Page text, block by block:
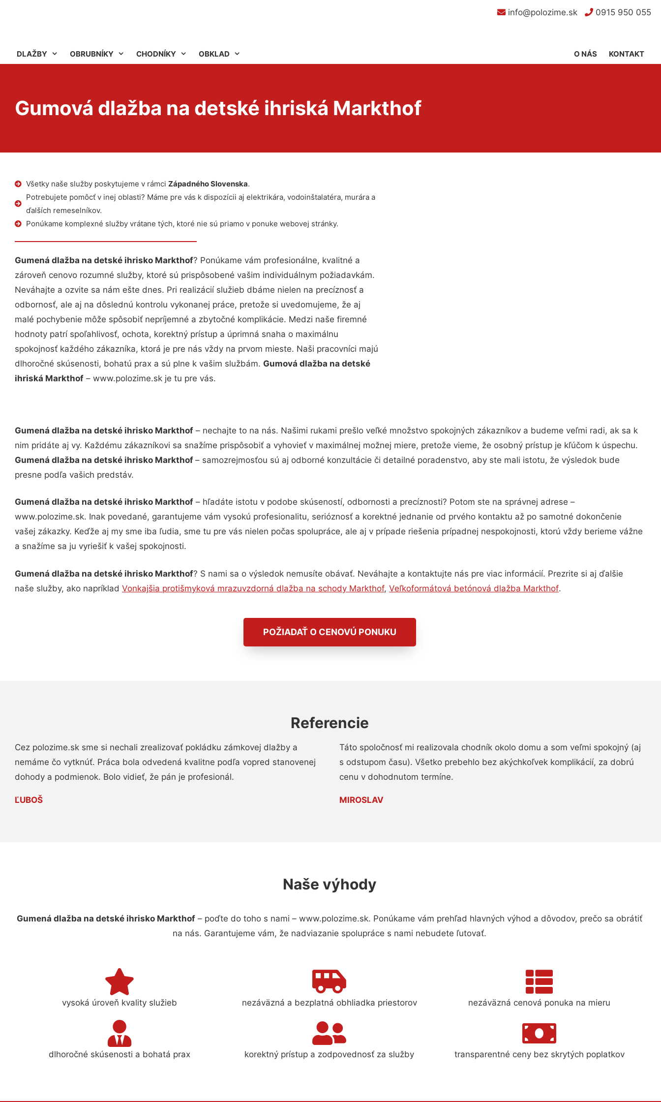
info@polozime.sk 0915 950 055
DLAŽBY OBRUBNÍKY CHODNÍKY OBKLAD KONTAKT
O NÁS
Gumová dlažba na detské ihriská Markthof
Všetky naše služby poskytujeme v rámci Západného Slovenska.
Potrebujete pomôcť v inej oblasti? Máme pre vás k dispozícii aj elektrikára, vodoinštalatéra, murára a
ďalších remeselníkov.
Ponúkame komplexné služby vrátane tých, ktoré nie sú priamo v ponuke webovej stránky.
Gumená dlažba na detské ihrisko Markthof? Ponúkame vám profesionálne, kvalitné a
zároveň cenovo rozumné služby, ktoré sú prispôsobené vašim individuálnym požiadavkám.
Neváhajte a ozvite sa nám ešte dnes. Pri realizácií služieb dbáme nielen na precíznosť a
odbornosť, ale aj na dôslednú kontrolu vykonanej práce, pretože si uvedomujeme, že aj
malé pochybenie môže spôsobiť nepríjemné a zbytočné komplikácie. Medzi naše firemné
hodnoty patrí spoľahlivosť, ochota, korektný prístup a úprimná snaha o maximálnu
spokojnosť každého zákazníka, ktorá je pre nás vždy na prvom mieste. Naši pracovníci majú
dlhoročné skúsenosti, bohatú prax a sú plne k vašim službám. Gumová dlažba na detské
ihriská Markthof – www.polozime.sk je tu pre vás.
Gumená dlažba na detské ihrisko Markthof – nechajte to na nás. Našimi rukami prešlo veľké množstvo spokojných zákazníkov a budeme veľmi radi, ak sa k
nim pridáte aj vy. Každému zákazníkovi sa snažíme prispôsobiť a vyhovieť v maximálnej možnej miere, pretože vieme, že osobný prístup je kľúčom k úspechu.
Gumená dlažba na detské ihrisko Markthof – samozrejmosťou sú aj odborné konzultácie či detailné poradenstvo, aby ste mali istotu, že výsledok bude
presne podľa vašich predstáv.
Gumená dlažba na detské ihrisko Markthof – hľadáte istotu v podobe skúseností, odbornosti a precíznosti? Potom ste na správnej adrese –
www.polozime.sk. Inak povedané, garantujeme vám vysokú profesionalitu, serióznosť a korektné jednanie od prvého kontaktu až po samotné dokončenie
vašej zákazky. Keďže aj my sme iba ľudia, sme tu pre vás nielen počas spolupráce, ale aj v prípade riešenia prípadnej nespokojnosti, ktorú vždy berieme vážne
a snažíme sa ju vyriešiť k vašej spokojnosti.
Gumená dlažba na detské ihrisko Markthof? S nami sa o výsledok nemusíte obávať. Neváhajte a kontaktujte nás pre viac informácií. Prezrite si aj ďalšie
naše služby, ako napríklad Vonkajšia protišmyková mrazuvzdorná dlažba na schody Markthof, Veľkoformátová betónová dlažba Markthof.
POŽIADAŤ O CENOVÚ PONUKU
Referencie
Cez polozime.sk sme si nechali zrealizovať pokládku zámkovej dlažby a
nemáme čo vytknúť. Práca bola odvedená kvalitne podľa vopred stanovenej
dohody a podmienok. Bolo vidieť, že pán je profesionál.
ĽUBOŠ
Táto spoločnosť mi realizovala chodník okolo domu a som veľmi spokojný (aj
s odstupom času). Všetko prebehlo bez akýchkoľvek komplikácií, za dobrú
cenu v dohodnutom termíne.
MIROSLAV
Naše výhody
Gumená dlažba na detské ihrisko Markthof – poďte do toho s nami – www.polozime.sk. Ponúkame vám prehľad hlavných výhod a dôvodov, prečo sa obrátiť
na nás. Garantujeme vám, že nadviazanie spolupráce s nami nebudete ľutovať.
vysoká úroveň kvality služieb nezáväzná a bezplatná obhliadka priestorov nezáväzná cenová ponuka na mieru
dlhoročné skúsenosti a bohatá prax korektný prístup a zodpovednosť za služby transparentné ceny bez skrytých poplatkov